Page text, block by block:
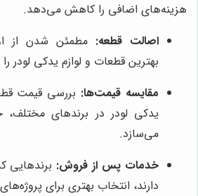
هزینه‌های اضافی را کاهش می‌دهد.
اصالت قطعه: مطمئن شدن از
بهترین قطعات و لوازم یدکی لودر
مقایسه قیمت‌ها: بررسی قیمت
یدکی لودر در برندهای مختلف،
می‌سازد.
خدمات پس از فروش:
دارند، انتخاب بهتری برای